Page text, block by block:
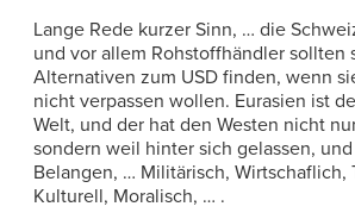
Lange Rede kurzer Sinn, … die
und vor allem Rohstoffhändler sollten
Alternativen zum USD finden, wenn
nicht verpassen wollen. Eurasien ist
Welt, und der hat den Westen nicht
sondern weil hinter sich gelassen,
Belangen, … Militärisch, Wirtschaflich,
Kulturell, Moralisch, … .